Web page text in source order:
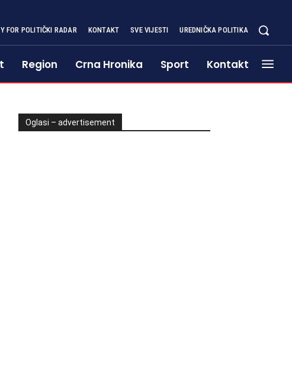
FOR POLITIČKI RADAR KONTAKT SVE VIJESTI UREDNIČKA POLITIKA
Region Crna Hronika Sport Kontakt
Oglasi – advertisement